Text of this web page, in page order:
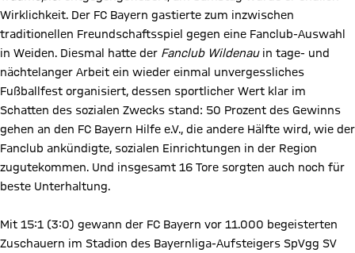
Wirklichkeit. Der FC Bayern gastierte zum inzwischen
traditionellen Freundschaftsspiel gegen eine Fanclub-Auswahl
in Weiden. Diesmal hatte der Fanclub Wildenauin tage- und
nächtelanger Arbeit ein wieder einmal unvergessliches
Fußballfest organisiert, dessen sportlicher Wert klar im
Schatten des sozialen Zwecks stand: 50 Prozent des Gewinns
gehen an den FC Bayern Hilfe e.V., die andere Hälfte wird, wie der
Fanclub ankündigte, sozialen Einrichtungen in der Region
zugutekommen. Und insgesamt 16 Tore sorgten auch noch für
beste Unterhaltung.
Mit 15:1 (3:0) gewann der FC Bayern vor 11.000 begeisterten
Zuschauern im Stadion des Bayernliga-Aufsteigers SpVgg SV